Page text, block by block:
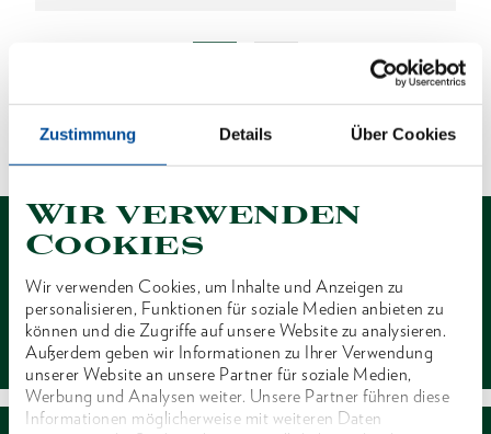
Zustimmung Details Über Cookies
Wir verwenden
Cookies
Wir verwenden Cookies, um Inhalte und Anzeigen zu
personalisieren, Funktionen für soziale Medien anbieten zu
können und die Zugriffe auf unsere Website zu analysieren.
Außerdem geben wir Informationen zu Ihrer Verwendung
unserer Website an unsere Partner für soziale Medien,
Werbung und Analysen weiter. Unsere Partner führen diese
Informationen möglicherweise mit weiteren Daten
Kontakt